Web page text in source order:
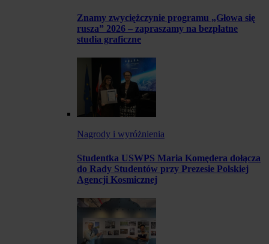
Znamy zwyciężczynie programu „Głowa się
rusza” 2026 – zapraszamy na bezpłatne
studia graficzne
Nagrody i wyróżnienia
Studentka USWPS Maria Komędera dołącza
do Rady Studentów przy Prezesie Polskiej
Agencji Kosmicznej